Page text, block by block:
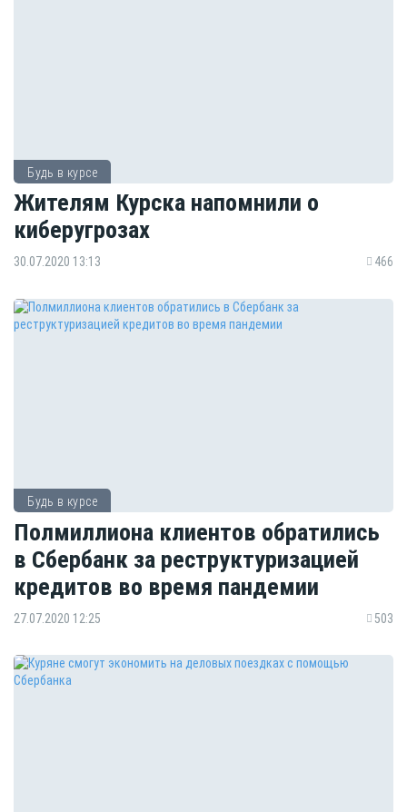
Будь в курсе
Жителям Курска напомнили о
киберугрозах
30.07.2020 13:13 466
Будь в курсе
Полмиллиона клиентов обратились
в Сбербанк за реструктуризацией
кредитов во время пандемии
27.07.2020 12:25 503